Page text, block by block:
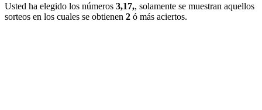
Usted ha elegido los números 3,17,, solamente se muestran aquellos
sorteos en los cuales se obtienen 2 ó más aciertos.